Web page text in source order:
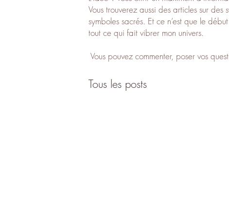
Vous trouverez aussi des articles sur
symboles sacrés. Et ce n’est que le
tout ce qui fait vibrer mon univers.
Vous pouvez commenter, poser vos
Tous les posts